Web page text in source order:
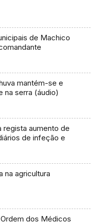
de Machico
mantém-se e
na serra (áudio)
regista aumento de
de infeção e
na agricultura
dos Médicos